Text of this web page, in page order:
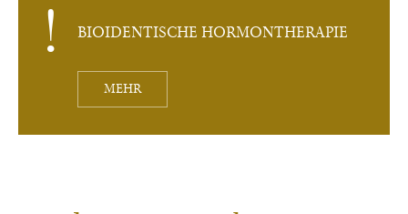
BIOIDENTISCHE HORMONTHERAPIE
MEHR